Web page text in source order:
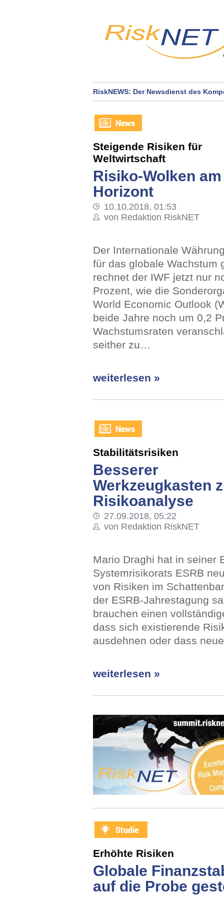
RiskNEWS: Der Newsdienst des
Steigende Risiken für
Weltwirtschaft
Risiko-Wolken am
Horizont
10.10.2018, 01:53
von Redaktion RiskNET
Der Internationale
für das globale Wachstum
rechnet der IWF jetzt nur
Prozent, wie die
World Economic Outlook
beide Jahre noch um 0,2
Wachstumsraten
seither zu…
weiterlesen »
Stabilitätsrisiken
Besserer
Werkzeugkasten
Risikoanalyse
27.09.2018, 05:22
von Redaktion RiskNET
Mario Draghi hat in seiner
Systemrisikorats ESRB
von Risiken im
der ESRB-Jahrestagung
brauchen einen
dass sich existierende
ausdehnen oder dass
weiterlesen »
Erhöhte Risiken
Globale
auf die Probe